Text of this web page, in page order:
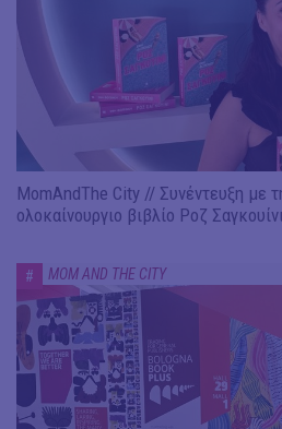
MomAndThe City // Συνέντευξη με
ολοκαίνουργιο βιβλίο Ροζ
# MOM AND THE CITY